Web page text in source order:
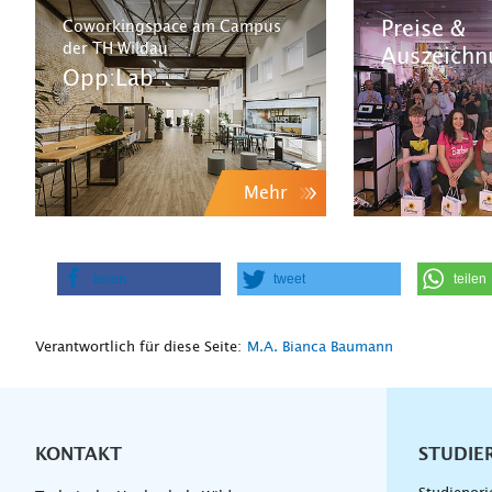
Coworkingspace am Campus
der TH Wildau
Opp:Lab
Mehr
Preise &
teilen tweet teilen
Verantwortlich für diese Seite: M.A. Bianca Baumann
KONTAKT